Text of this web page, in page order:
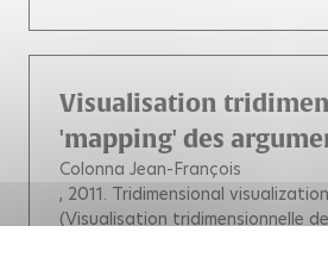
Visualisation
'mapping' des
Colonna Jean-François
, 2011. Tridimensional
(Visualisation tridimensionnelle